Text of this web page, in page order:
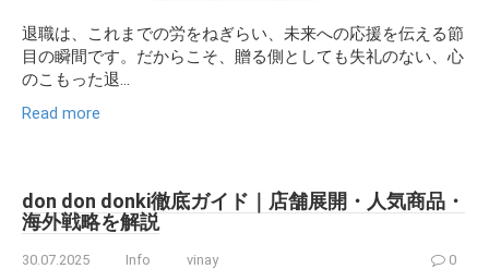
退職は、これまでの労をねぎらい、未来への応援を伝える節
目の瞬間です。だからこそ、贈る側としても失礼のない、心
のこもった退...
Read more
don don donki徹底ガイド｜店舗展開・人気商品・
海外戦略を解説
30.07.2025 Info vinay 0